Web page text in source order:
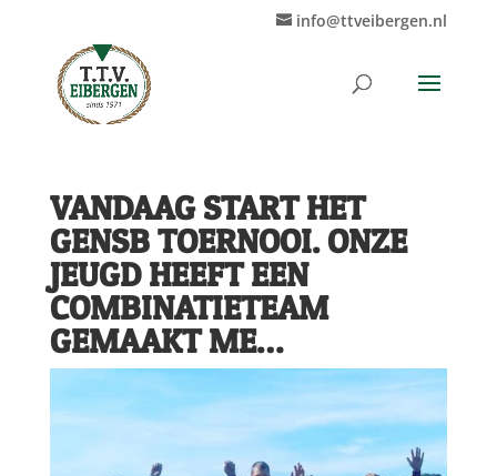
info@ttveibergen.nl
VANDAAG START HET
GENSB TOERNOOI. ONZE
JEUGD HEEFT EEN
COMBINATIETEAM
GEMAAKT ME…